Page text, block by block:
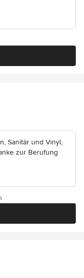
Sanitär und Vinyl,
zur Berufung